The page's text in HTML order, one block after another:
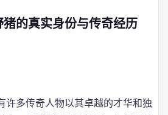
的真实身份与传奇经历
许多传奇人物以其卓越的才华和独